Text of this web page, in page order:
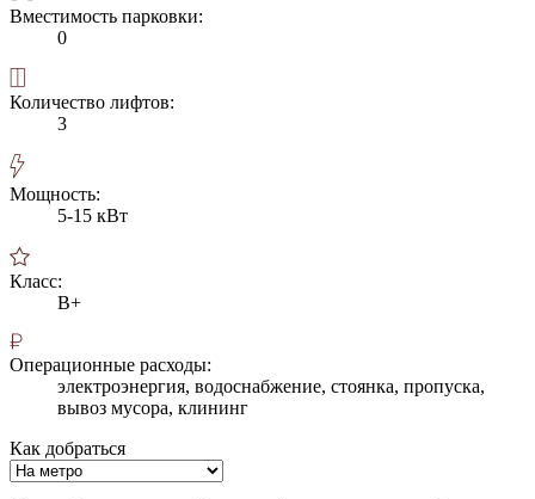
Вместимость парковки:
0
Количество лифтов:
3
Мощность:
5-15 кВт
Класс:
B+
Операционные расходы:
электроэнергия, водоснабжение, стоянка, пропуска,
вывоз мусора, клининг
Как добраться